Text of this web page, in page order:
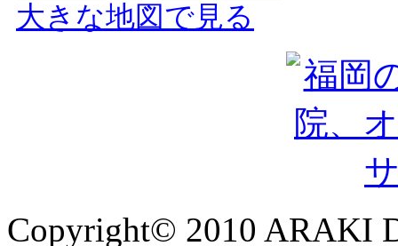
大きな地図で見る
Copyright© 2010 ARAKI